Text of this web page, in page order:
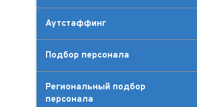
Аутстаффинг
Подбор персонала
Региональный подбор
персонала